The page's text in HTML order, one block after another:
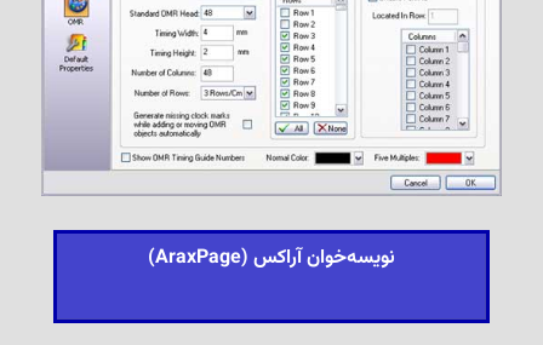
نویسه‌خوان آراکس (AraxPage)